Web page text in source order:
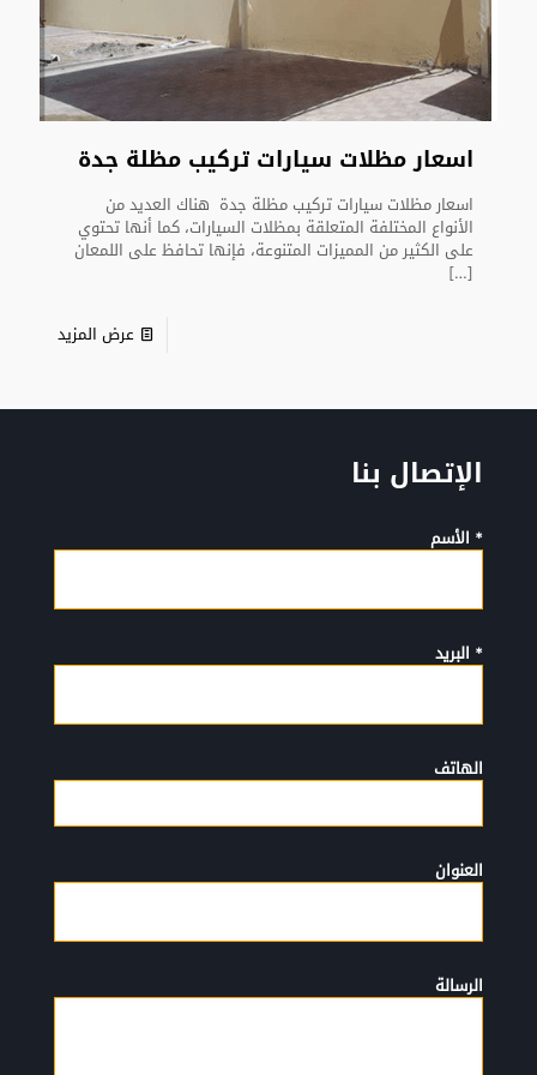
اسعار مظلات سيارات تركيب مظلة جدة
اسعار مظلات سيارات تركيب مظلة جدة هناك العديد من
الأنواع المختلفة المتعلقة بمظلات السيارات، كما أنها تحتوي
على الكثير من المميزات المتنوعة، فإنها تحافظ على اللمعان
[…]
عرض المزيد
الإتصال بنا
* الأسم
* البريد
الهاتف
العنوان
الرسالة